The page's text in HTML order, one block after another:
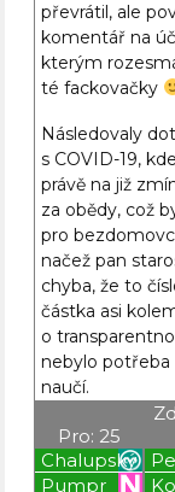
převrátil, ale
komentář na
kterým
té fackovačky
Následovaly
s COVID-19,
právě na již
za obědy, což
pro
načež pan
chyba, že to
částka asi
o
nebylo potřeba
naučí.
Pro: 25
Chalupský
Pumpr